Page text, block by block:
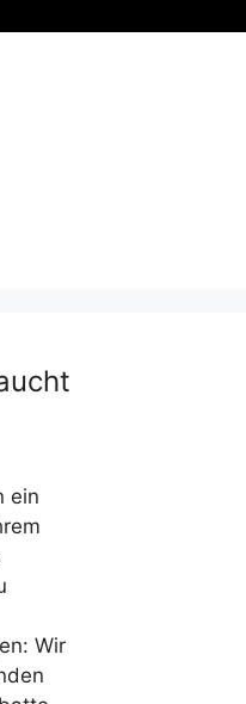
ein
Wir